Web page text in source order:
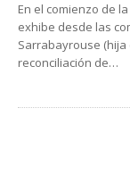
En el comienzo de
exhibe desde las
Sarrabayrouse (hija
reconciliación de…